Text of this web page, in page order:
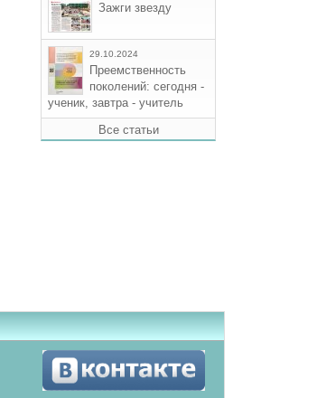
Зажги звезду
29.10.2024
Преемственность
поколений: сегодня -
ученик, завтра - учитель
Все статьи